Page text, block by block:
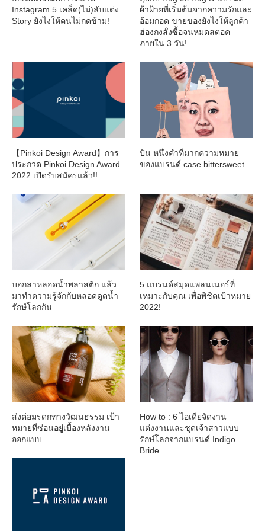
Instagram 5 เคล็ด(ไม่)ลับแต่ง
Story ยังไงให้คนไม่กดข้าม!
ผ้าฝ้ายที่เริ่มต้นจากความรักและ
อ้อมกอด ขายของยังไงให้ลูกค้า
ฮ่องกงสั่งซื้อจนหมดสตอค
ภายใน 3 วัน!
【Pinkoi Design Award】การ
ประกวด Pinkoi Design Award
2022 เปิดรับสมัครแล้ว!!
ปัน หนึ่งคำที่มากความหมาย
ของแบรนด์ case.bittersweet
บอกลาหลอดน้ำพลาสติก แล้ว
มาทำความรู้จักกับหลอดดูดน้ำ
รักษ์โลกกัน
5 แบรนด์สมุดแพลนเนอร์ที่
เหมาะกับคุณ เพื่อพิชิตเป้าหมาย
2022!
ส่งต่อมรดกทางวัฒนธรรม เป้า
หมายที่ซ่อนอยู่เบื้องหลังงาน
ออกแบบ
How to : 6 ไอเดียจัดงาน
แต่งงานและชุดเจ้าสาวแบบ
รักษ์โลกจากแบรนด์ Indigo
Bride